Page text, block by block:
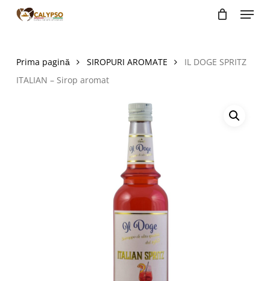
Menu
Prima pagină SIROPURI AROMATE
IL DOGE SPRITZ
ITALIAN – Sirop aromat